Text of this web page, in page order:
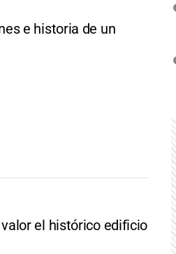
e historia de un
el histórico edificio